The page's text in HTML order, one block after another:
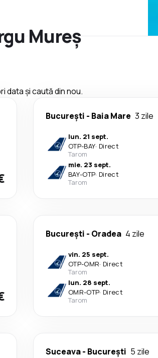
Mureș
data și caută din nou.
București - Baia Mare 3 zile
lun. 21 sept.
OTP-BAY· Direct
Tarom
mie. 23 sept.
BAY-OTP· Direct
Tarom
București - Oradea 4 zile
vin. 25 sept.
OTP-OMR· Direct
Tarom
lun. 28 sept.
OMR-OTP· Direct
Tarom
Suceava- București 5 zile